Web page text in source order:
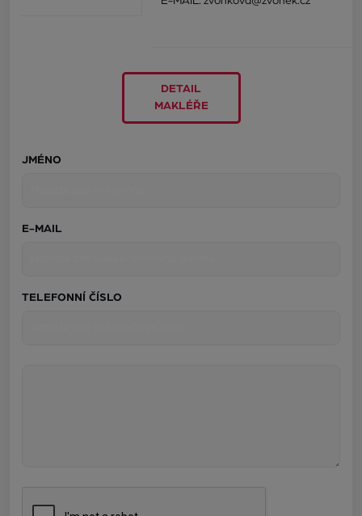
DETAIL
MAKLÉŘE
JMÉNO
E-MAIL
TELEFONNÍ ČÍSLO